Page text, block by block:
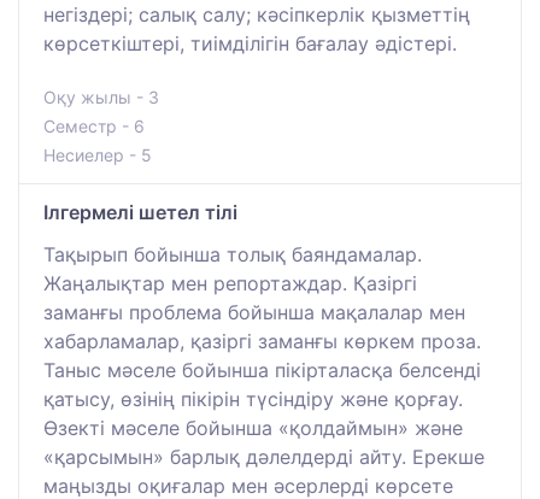
негіздері; салық салу; кәсіпкерлік қызметтің
көрсеткіштері, тиімділігін бағалау әдістері.
Оқу жылы - 3
Семестр - 6
Несиелер - 5
Ілгермелі шетел тілі
Тақырып бойынша толық баяндамалар.
Жаңалықтар мен репортаждар. Қазіргі
заманғы проблема бойынша мақалалар мен
хабарламалар, қазіргі заманғы көркем проза.
Таныс мәселе бойынша пікірталасқа белсенді
қатысу, өзінің пікірін түсіндіру және қорғау.
Өзекті мәселе бойынша «қолдаймын» және
«қарсымын» барлық дәлелдерді айту. Ерекше
маңызды оқиғалар мен әсерлерді көрсете